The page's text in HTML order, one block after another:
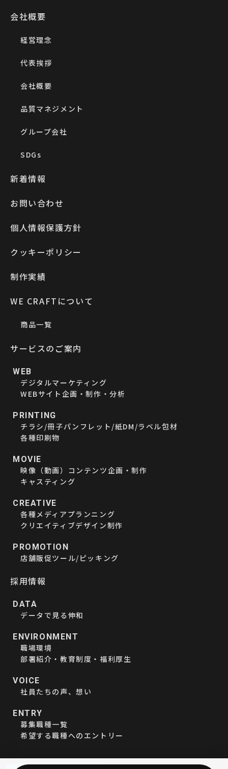
会社概要
経営理念
代表挨拶
会社概要
品質マネジメント
グループ会社
SDGs
新着情報
お問い合わせ
個人情報保護方針
クッキーポリシー
制作実績
WE CRAFTについて
商品一覧
サービスのご案内
WEB
デジタルマーケティング
WEBサイト企画・制作・分析
PRINTING
チラシ/冊子パンフレット/紙DM/ラベル包材
各種印刷物
MOVIE
映像（動画）コンテンツ企画・制作
キャスティング
CREATIVE
各種メディアプランニング
クリエイティブデザイン制作
PROMOTION
店舗販促ツール/ピッキング
採用情報
DATA
データで見る伸和
ENVIRONMENT
職場環境
部署紹介・教育制度・福利厚生
VOICE
社員たちの声、想い
ENTRY
募集職種一覧
希望する職種へのエントリー